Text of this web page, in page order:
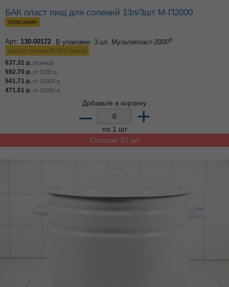
БАК пласт пищ для солений 13л/3шт М-П2000
описание
Арт: 130-00172 В упаковке: 3 шт. Мультипласт-2000®
Цена от суммы ВСЕГО заказа
637.31 р. розница
592.70 р. от 5000 р.
541.71 р. от 10000 р.
471.61 р. от 15000 р.
Добавьте в корзину
– +
по 1 шт
Остаток: 57 шт